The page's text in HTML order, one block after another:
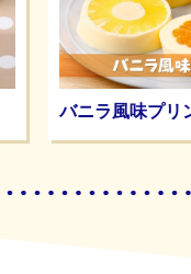
バニラ風味プリ